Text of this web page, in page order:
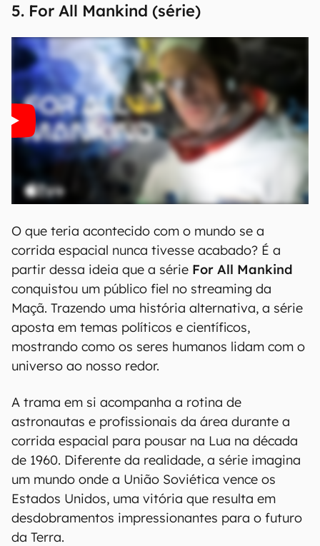
5. For All Mankind (série)
O que teria acontecido com o mundo se a
corrida espacial nunca tivesse acabado? É a
partir dessa ideia que a série For All Mankind
conquistou um público fiel no streaming da
Maçã. Trazendo uma história alternativa, a série
aposta em temas políticos e científicos,
mostrando como os seres humanos lidam com o
universo ao nosso redor.
A trama em si acompanha a rotina de
astronautas e profissionais da área durante a
corrida espacial para pousar na Lua na década
de 1960. Diferente da realidade, a série imagina
um mundo onde a União Soviética vence os
Estados Unidos, uma vitória que resulta em
desdobramentos impressionantes para o futuro
da Terra.